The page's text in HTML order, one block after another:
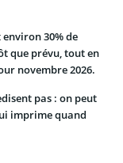
30% de
que prévu, tout en
novembre 2026.
pas : on peut
imprime quand